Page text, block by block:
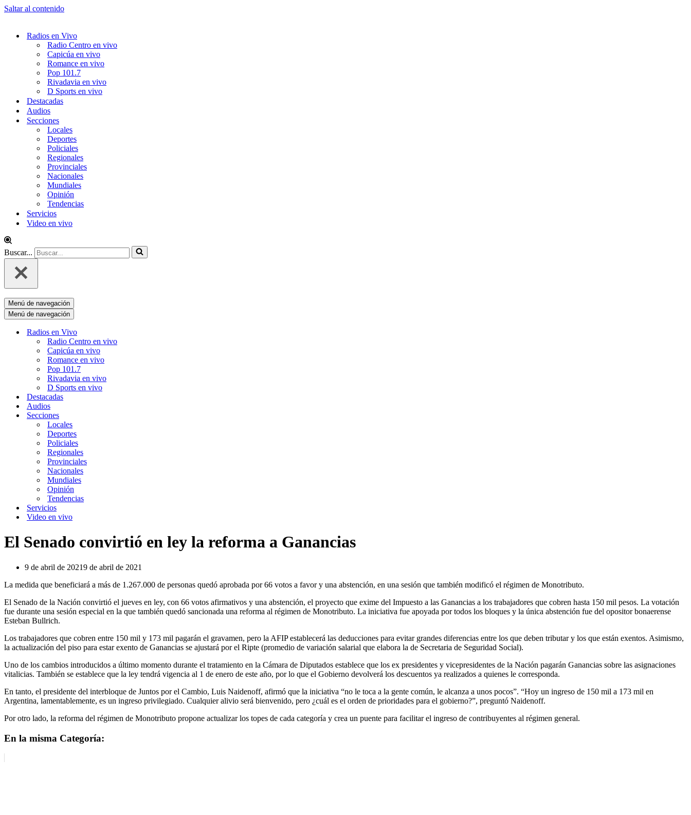
Saltar al contenido
Radios en Vivo
Radio Centro en vivo
Capicúa en vivo
Romance en vivo
Pop 101.7
Rivadavia en vivo
D Sports en vivo
Destacadas
Audios
Secciones
Locales
Deportes
Policiales
Regionales
Provinciales
Nacionales
Mundiales
Opinión
Tendencias
Servicios
Video en vivo
Buscar...
Menú de navegación
Menú de navegación
Radios en Vivo
Radio Centro en vivo
Capicúa en vivo
Romance en vivo
Pop 101.7
Rivadavia en vivo
D Sports en vivo
Destacadas
Audios
Secciones
Locales
Deportes
Policiales
Regionales
Provinciales
Nacionales
Mundiales
Opinión
Tendencias
Servicios
Video en vivo
El Senado convirtió en ley la reforma a Ganancias
9 de abril de 20219 de abril de 2021
La medida que beneficiará a más de 1.267.000 de personas quedó aprobada por 66 votos a favor y una abstención, en una sesión que también modificó el régimen de Monotributo.
El Senado de la Nación convirtió el jueves en ley, con 66 votos afirmativos y una abstención, el proyecto que exime del Impuesto a las Ganancias a los trabajadores que cobren hasta 150 mil pesos. La votación
fue durante una sesión especial en la que también quedó sancionada una reforma al régimen de Monotributo. La iniciativa fue apoyada por todos los bloques y la única abstención fue del opositor bonaerense
Esteban Bullrich.
Los trabajadores que cobren entre 150 mil y 173 mil pagarán el gravamen, pero la AFIP establecerá las deducciones para evitar grandes diferencias entre los que deben tributar y los que están exentos. Asimismo,
la actualización del piso para estar exento de Ganancias se ajustará por el Ripte (promedio de variación salarial que elabora la de Secretaria de Seguridad Social).
Uno de los cambios introducidos a último momento durante el tratamiento en la Cámara de Diputados establece que los ex presidentes y vicepresidentes de la Nación pagarán Ganancias sobre las asignaciones
vitalicias. También se establece que la ley tendrá vigencia al 1 de enero de este año, por lo que el Gobierno devolverá los descuentos ya realizados a quienes le corresponda.
En tanto, el presidente del interbloque de Juntos por el Cambio, Luis Naidenoff, afirmó que la iniciativa “no le toca a la gente común, le alcanza a unos pocos”. “Hoy un ingreso de 150 mil a 173 mil en
Argentina, lamentablemente, es un ingreso privilegiado. Cualquier alivio será bienvenido, pero ¿cuál es el orden de prioridades para el gobierno?”, preguntó Naidenoff.
Por otro lado, la reforma del régimen de Monotributo propone actualizar los topes de cada categoría y crea un puente para facilitar el ingreso de contribuyentes al régimen general.
En la misma Categoría: